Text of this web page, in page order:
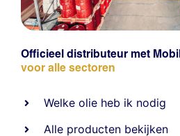
Officieel distributeur met
voor alle sectoren
Welke olie heb ik nodig
Alle producten bekijken